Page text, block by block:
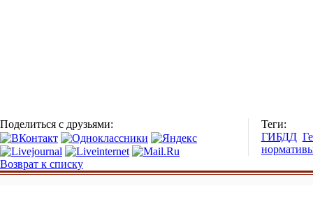
Поделиться с друзьями:
Теги:
ГИБДД
Возврат к списку